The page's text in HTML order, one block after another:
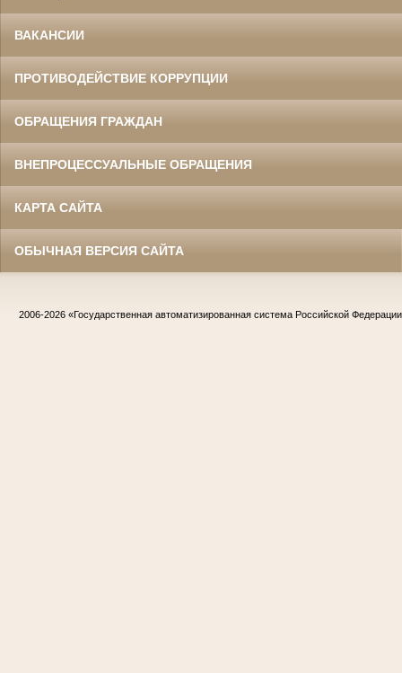
ВАКАНСИИ
ПРОТИВОДЕЙСТВИЕ КОРРУПЦИИ
ОБРАЩЕНИЯ ГРАЖДАН
ВНЕПРОЦЕССУАЛЬНЫЕ ОБРАЩЕНИЯ
КАРТА САЙТА
ОБЫЧНАЯ ВЕРСИЯ САЙТА
2006-2026 «Государственная автоматизированная система Российской